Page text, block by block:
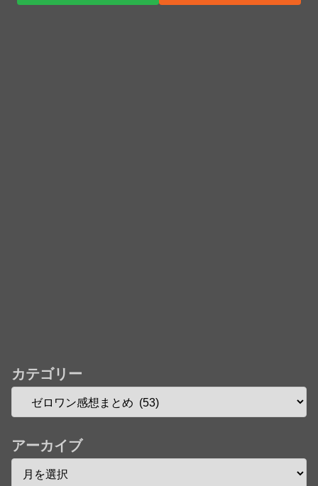
カテゴリー
アーカイブ